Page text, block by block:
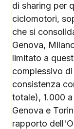
di sharing per
ciclomotori,
che si
Genova,
limitato a
complessivo
consistenza
totale), 1.000
Genova e
rapporto